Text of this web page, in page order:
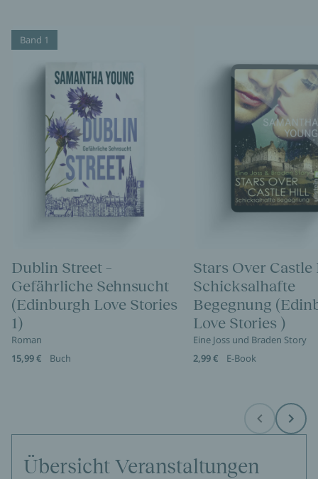
Band 1
Dublin Street –
Gefährliche Sehnsucht
(Edinburgh Love Stories
1)
Roman
15,99 €
Buch
Stars Over Castle
Schicksalhafte
Begegnung
Love Stories )
Eine Joss und Braden Story
2,99 €
E-Book
Before Next
Übersicht Veranstaltungen